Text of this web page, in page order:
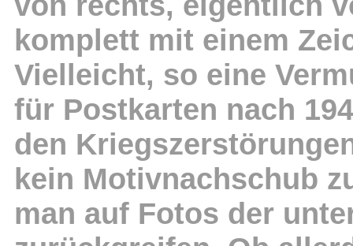
komplett mit einem
Vielleicht, so eine
für Postkarten nach
den
kein Motivnachschub
man auf Fotos der